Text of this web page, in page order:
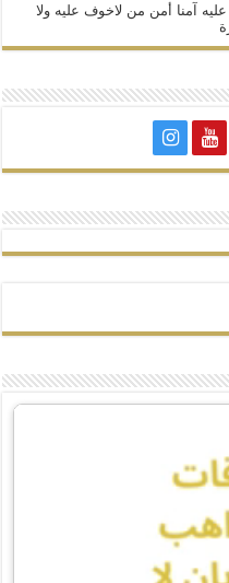
آمنا أمن من لاخوف عليه ولا